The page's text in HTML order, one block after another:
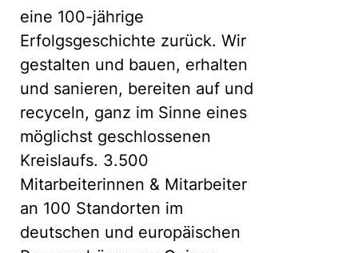
eine 100-jährige
Erfolgsgeschichte zurück. Wir
gestalten und bauen, erhalten
und sanieren, bereiten auf und
recyceln, ganz im Sinne eines
möglichst geschlossenen
Kreislaufs. 3.500
Mitarbeiterinnen & Mitarbeiter
an 100 Standorten im
deutschen und europäischen